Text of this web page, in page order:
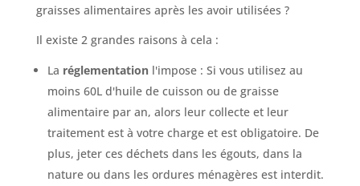
graisses alimentaires après les avoir utilisées ?
Il existe 2 grandes raisons à cela :
La réglementationl'impose : Si vous utilisez au
moins 60L d'huile de cuisson ou de graisse
alimentaire par an, alors leur collecte et leur
traitement est à votre charge et est obligatoire. De
plus, jeter ces déchets dans les égouts, dans la
nature ou dans les ordures ménagères est interdit.